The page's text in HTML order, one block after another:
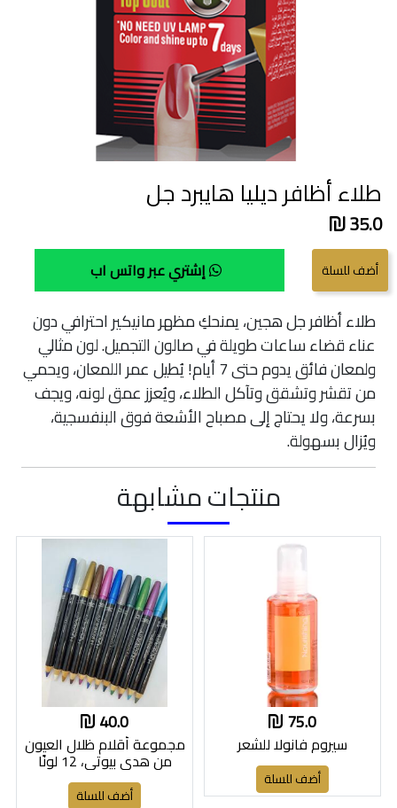
طلاء أظافر ديليا هايبرد جل
35.0
إشتري عبر واتس اب
طلاء أظافر جل هجين، يمنحكِ مظهر مانيكير احترافي دون
عناء قضاء ساعات طويلة في صالون التجميل. لون مثالي
ولمعان فائق يدوم حتى 7 أيام! يُطيل عمر اللمعان، ويحمي
من تقشر وتشقق وتآكل الطلاء، ويُعزز عمق لونه، ويجف
بسرعة، ولا يحتاج إلى مصباح الأشعة فوق البنفسجية،
ويُزال بسهولة.
منتجات مشابهة
75.0
سيروم فانولا للشعر
أضف للسلة
40.0
مجموعة أقلام ظلال العيون
من هدى بيوتي، 12 لونًا
أضف للسلة